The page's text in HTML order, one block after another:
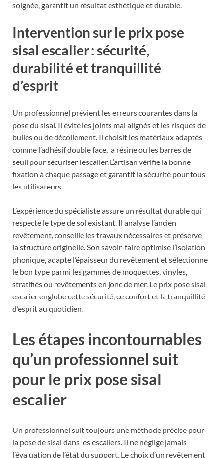
soignée, garantit un résultat esthétique et durable.
Intervention sur le prix pose
sisal escalier : sécurité,
durabilité et tranquillité
d’esprit
Un professionnel prévient les erreurs courantes dans la
pose du sisal. Il évite les joints mal alignés et les risques de
bulles ou de décollement. Il choisit les matériaux adaptés
comme l’adhésif double face, la résine ou les barres de
seuil pour sécuriser l’escalier. L’artisan vérifie la bonne
fixation à chaque passage et garantit la sécurité pour tous
les utilisateurs.
L’expérience du spécialiste assure un résultat durable qui
respecte le type de sol existant. Il analyse l’ancien
revêtement, conseille les travaux nécessaires et préserve
la structure originelle. Son savoir-faire optimise l’isolation
phonique, adapte l’épaisseur du revêtement et sélectionne
le bon type parmi les gammes de moquettes, vinyles,
stratifiés ou revêtements en jonc de mer. Le prix pose sisal
escalier englobe cette sécurité, ce confort et la tranquillité
d’esprit au quotidien.
Les étapes incontournables
qu’un professionnel suit
pour le prix pose sisal
escalier
Un professionnel suit toujours une méthode précise pour
la pose de sisal dans les escaliers. Il ne néglige jamais
l’évaluation de l’état du support. Le choix d’un revêtement